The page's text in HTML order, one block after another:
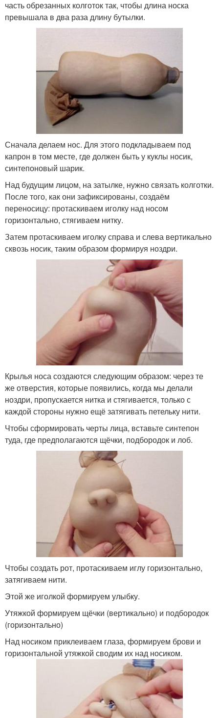
часть обрезанных колготок так, чтобы длина носка
превышала в два раза длину бутылки.
Сначала делаем нос. Для этого подкладываем под
капрон в том месте, где должен быть у куклы носик,
синтепоновый шарик.
Над будущим лицом, на затылке, нужно связать колготки.
После того, как они зафиксированы, создаём
переносицу: протаскиваем иголку над носом
горизонтально, стягиваем нитку.
Затем протаскиваем иголку справа и слева вертикально
сквозь носик, таким образом формируя ноздри.
Крылья носа создаются следующим образом: через те
же отверстия, которые появились, когда мы делали
ноздри, пропускается нитка и стягивается, только с
каждой стороны нужно ещё затягивать петельку нити.
Чтобы сформировать черты лица, вставьте синтепон
туда, где предполагаются щёчки, подбородок и лоб.
Чтобы создать рот, протаскиваем иглу горизонтально,
затягиваем нити.
Этой же иголкой формируем улыбку.
Утяжкой формируем щёчки (вертикально) и подбородок
(горизонтально)
Над носиком приклеиваем глаза, формируем брови и
горизонтальной утяжкой сводим их над носиком.